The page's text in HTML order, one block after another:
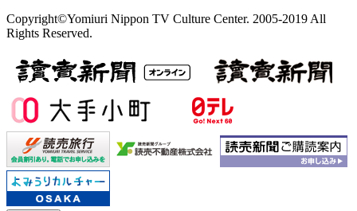
Copyright©Yomiuri Nippon TV Culture Center. 2005-2019 All
Rights Reserved.